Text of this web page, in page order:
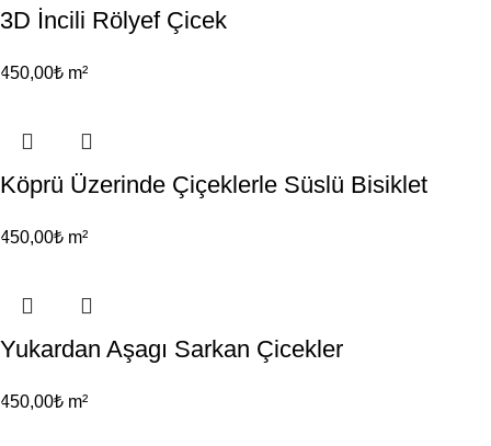
3D İncili Rölyef Çicek
450,00₺ m²
Köprü Üzerinde Çiçeklerle Süslü Bisiklet
450,00₺ m²
Yukardan Aşagı Sarkan Çicekler
450,00₺ m²